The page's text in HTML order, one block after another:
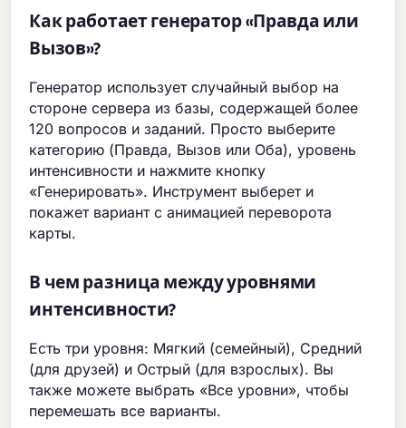
Как работает генератор «Правда или
Вызов»?
Генератор использует случайный выбор на
стороне сервера из базы, содержащей более
120 вопросов и заданий. Просто выберите
категорию (Правда, Вызов или Оба), уровень
интенсивности и нажмите кнопку
«Генерировать». Инструмент выберет и
покажет вариант с анимацией переворота
карты.
В чем разница между уровнями
интенсивности?
Есть три уровня: Мягкий (семейный), Средний
(для друзей) и Острый (для взрослых). Вы
также можете выбрать «Все уровни», чтобы
перемешать все варианты.